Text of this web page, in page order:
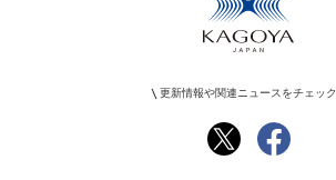
更新情報や関連ニュースをチェック